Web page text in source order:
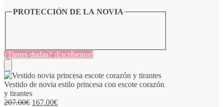
PROTECCIÓN DE LA NOVIA
¿Tienes dudas? ¡Escríbenos!
Vestido de novia estilo princesa con escote corazón
y tirantes
207.00€ 167.00€